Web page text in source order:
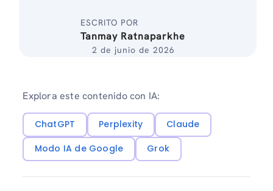
ESCRITO POR
Tanmay Ratnaparkhe
2 de junio de 2026
Explora este contenido con IA:
ChatGPT Perplexity
Claude
Modo IA de Google
Grok